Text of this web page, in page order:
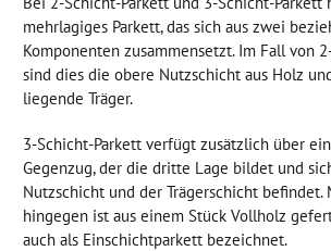
mehrlagiges Parkett, das sich aus zwei
Komponenten zusammensetzt. Im Fall von
sind dies die obere Nutzschicht aus Holz
liegende Träger.
3-Schicht-Parkett verfügt zusätzlich über
Gegenzug, der die dritte Lage bildet und
Nutzschicht und der Trägerschicht befindet.
hingegen ist aus einem Stück Vollholz
auch als Einschichtparkett bezeichnet.